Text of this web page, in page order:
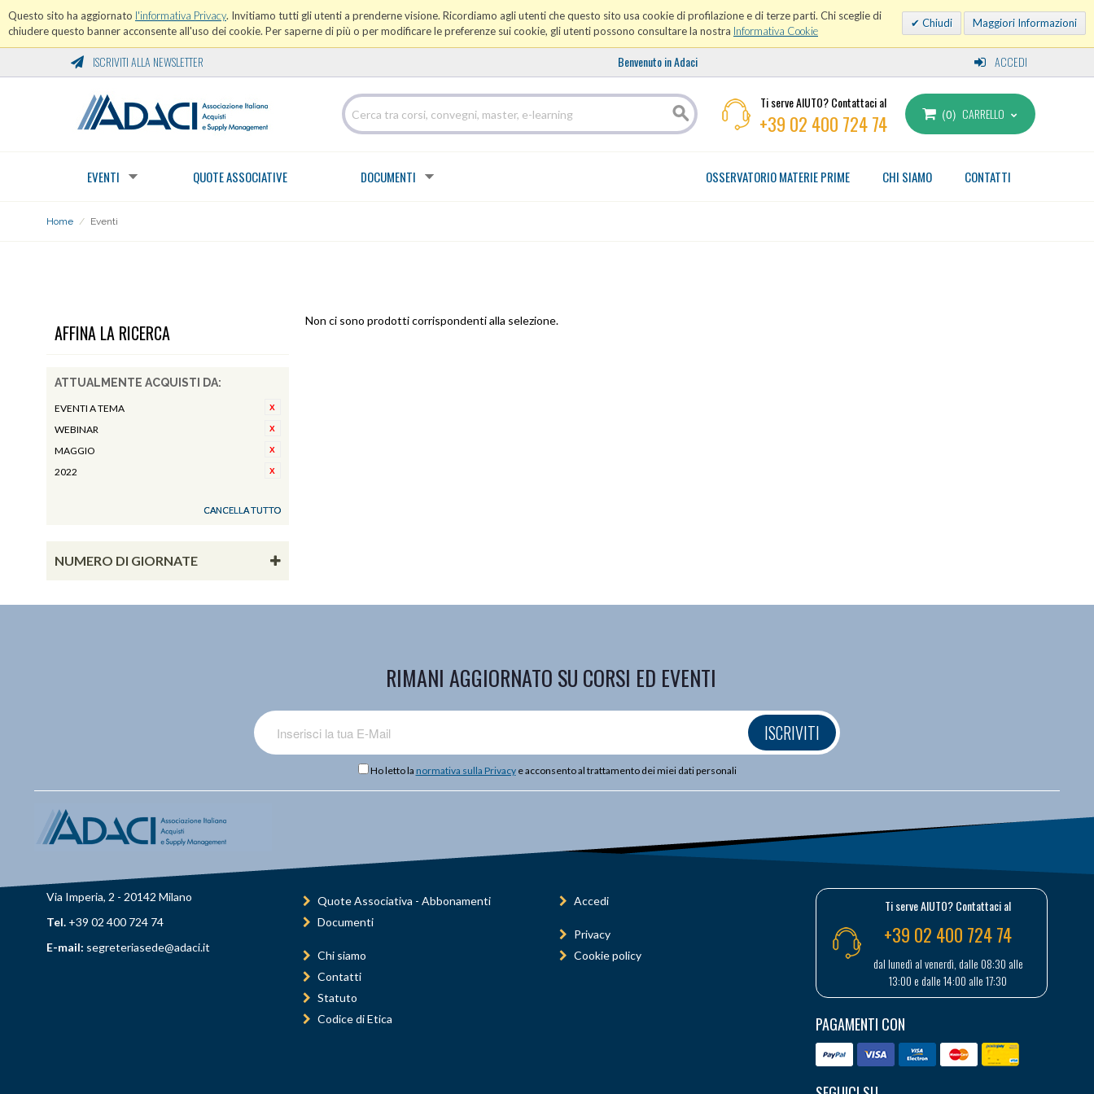
Questo sito ha aggiornato l'informativa Privacy. Invitiamo tutti gli utenti a prenderne visione. Ricordiamo agli utenti che questo sito usa cookie di profilazione e di terze parti. Chi sceglie di
chiudere questo banner acconsente all'uso dei cookie. Per saperne di più o per modificare le preferenze sui cookie, gli utenti possono consultare la nostra Informativa Cookie
Chiudi Maggiori Informazioni
ISCRIVITI ALLA NEWSLETTER Benvenuto in Adaci ACCEDI
Ti serve AIUTO? Contattaci al
+39 02 400 724 74 0 CARRELLO
EVENTI QUOTE ASSOCIATIVE DOCUMENTI CONTATTI
CHI SIAMO
OSSERVATORIO MATERIE PRIME
Home / Eventi
AFFINA LA RICERCA
ATTUALMENTE ACQUISTI DA:
EVENTI A TEMA
WEBINAR
MAGGIO
2022
CANCELLA TUTTO
NUMERO DI GIORNATE
Non ci sono prodotti corrispondenti alla selezione.
RIMANI AGGIORNATO SU CORSI ED EVENTI
ISCRIVITI
Ho letto la normativa sulla Privacye acconsento al trattamento dei miei dati personali
Via Imperia, 2 - 20142 Milano
Tel. +39 02 400 724 74
E-mail: segreteriasede@adaci.it
Quote Associativa - Abbonamenti
Documenti
Chi siamo
Contatti
Statuto
Codice di Etica
Accedi
Privacy
Cookie policy
Ti serve AIUTO? Contattaci al
+39 02 400 724 74
dal lunedì al venerdì, dalle 08:30 alle
13:00 e dalle 14:00 alle 17:30
PAGAMENTI CON